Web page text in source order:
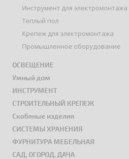
Инструмент для электромонтажа
Теплый пол
Крепеж для электромонтажа
Промышленное оборудование
ОСВЕЩЕНИЕ
Умный дом
ИНСТРУМЕНТ
СТРОИТЕЛЬНЫЙ КРЕПЕЖ
Скобяные изделия
СИСТЕМЫ ХРАНЕНИЯ
ФУРНИТУРА МЕБЕЛЬНАЯ
САД, ОГОРОД, ДАЧА